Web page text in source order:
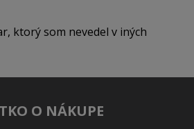
ktorý som nevedel v iných
O NÁKUPE